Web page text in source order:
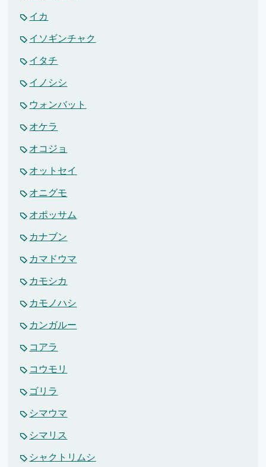
イカ
イソギンチャク
イタチ
イノシシ
ウォンバット
オケラ
オコジョ
オットセイ
オニグモ
オポッサム
カナブン
カマドウマ
カモシカ
カモノハシ
カンガルー
コアラ
コウモリ
ゴリラ
シマウマ
シマリス
シャクトリムシ